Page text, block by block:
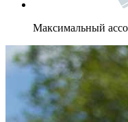
Максимальный